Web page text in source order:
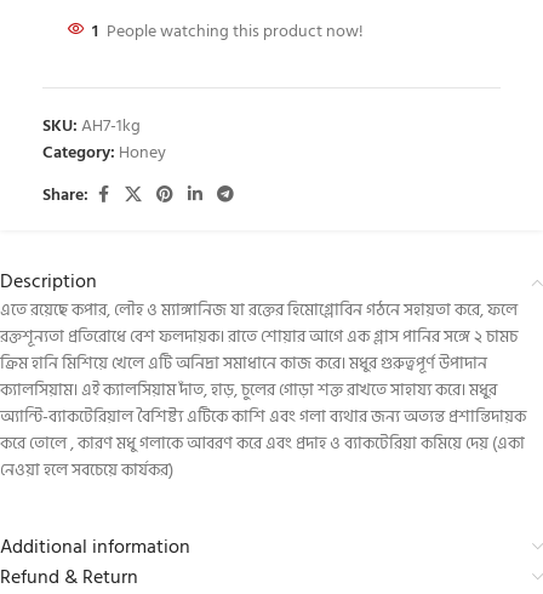
1 People watching this product now!
SKU:AH7-1kg
Category: Honey
Share:
Description
এতে রয়েছে কপার, লৌহ ও ম্যাঙ্গানিজ যা রক্তের হিমোগ্লোবিন গঠনে সহায়তা করে, ফলে
রক্তশূন্যতা প্রতিরোধে বেশ ফলদায়ক। রাতে শোয়ার আগে এক গ্লাস পানির সঙ্গে ২ চামচ
ক্রিম হানি মিশিয়ে খেলে এটি অনিদ্রা সমাধানে কাজ করে। মধুর গুরুত্বপূর্ণ উপাদান
ক্যালসিয়াম। এই ক্যালসিয়াম দাঁত, হাড়, চুলের গোড়া শক্ত রাখতে সাহায্য করে। মধুর
অ্যান্টি-ব্যাকটেরিয়াল বৈশিষ্ট্য এটিকে কাশি এবং গলা ব্যথার জন্য অত্যন্ত প্রশান্তিদায়ক
করে তোলে , কারণ মধু গলাকে আবরণ করে এবং প্রদাহ ও ব্যাকটেরিয়া কমিয়ে দেয় (একা
নেওয়া হলে সবচেয়ে কার্যকর)
Additional information
Refund & Return